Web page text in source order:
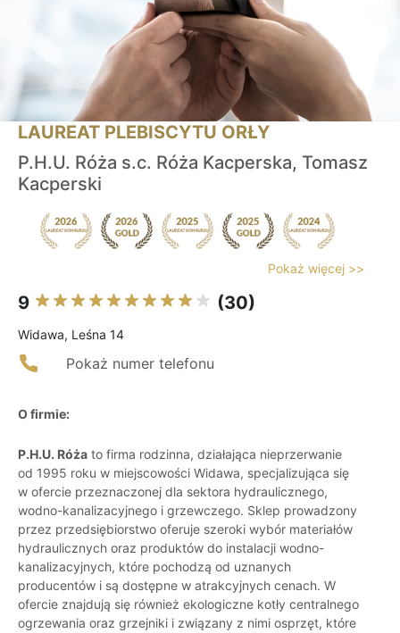
LAUREAT PLEBISCYTU ORŁY
P.H.U. Róża s.c. Róża Kacperska, Tomasz
Kacperski
Pokaż więcej >>
9 (30)
Widawa, Leśna 14
Pokaż numer telefonu
O firmie:
P.H.U. Róża to firma rodzinna, działająca nieprzerwanie
od 1995 roku w miejscowości Widawa, specjalizująca się
w ofercie przeznaczonej dla sektora hydraulicznego,
wodno-kanalizacyjnego i grzewczego. Sklep prowadzony
przez przedsiębiorstwo oferuje szeroki wybór materiałów
hydraulicznych oraz produktów do instalacji wodno-
kanalizacyjnych, które pochodzą od uznanych
producentów i są dostępne w atrakcyjnych cenach. W
ofercie znajdują się również ekologiczne kotły centralnego
ogrzewania oraz grzejniki i związany z nimi osprzęt, które